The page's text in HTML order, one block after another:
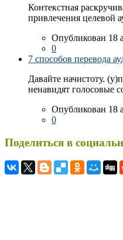
Контекстная
привлечения целевой
Опубликован 18
0
7 способов перевода
Давайте начистоту.
ненавидят голосовые
Опубликован 18
0
Поделиться в